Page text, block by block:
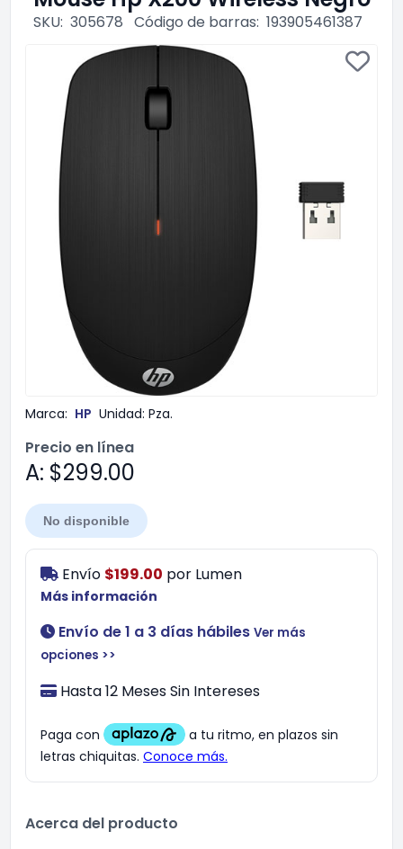
SKU: 305678 Código de barras: 193905461387
Marca: HP Unidad: Pza.
Precio en línea
A: $299.00
No disponible
Envío $199.00 por Lumen
Más información
Envío de 1 a 3 días hábiles Ver más
opciones >>
Hasta 12 Meses Sin Intereses
Acerca del producto